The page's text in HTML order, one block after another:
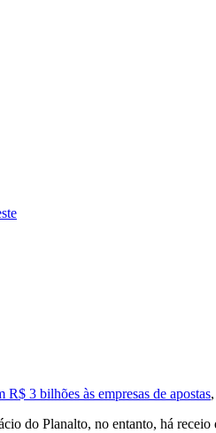
3 bilhões às empresas de apostas
do Planalto, no entanto, há